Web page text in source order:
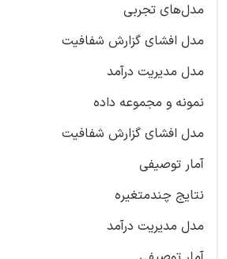
مدل‌های تجربی
مدل افشای گزارش شفافیت
مدل مدیریت درآمد
نمونه و مجموعه‌ داده
مدل افشای گزارش شفافیت
آمار توصیفی
نتایج چندمتغیره
مدل مدیریت درآمد